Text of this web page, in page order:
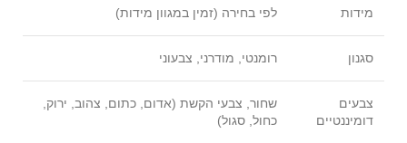
מידות לפי בחירה (זמין במגוון מידות)
סגנון רומנטי, מודרני, צבעוני
צבעים
דומיננטיים
שחור, צבעי הקשת (אדום, כתום, צהוב, ירוק,
כחול, סגול)